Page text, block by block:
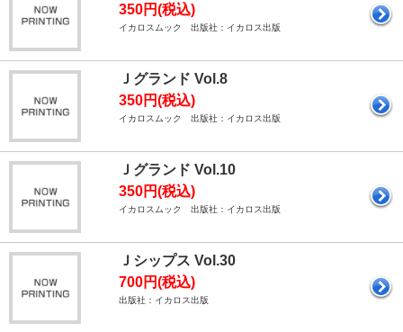
350円(税込)
イカロスムック 出版社：イカロス出版
Ｊグランド Vol.8
350円(税込)
イカロスムック 出版社：イカロス出版
Ｊグランド Vol.10
350円(税込)
イカロスムック 出版社：イカロス出版
Ｊシップス Vol.30
700円(税込)
出版社：イカロス出版